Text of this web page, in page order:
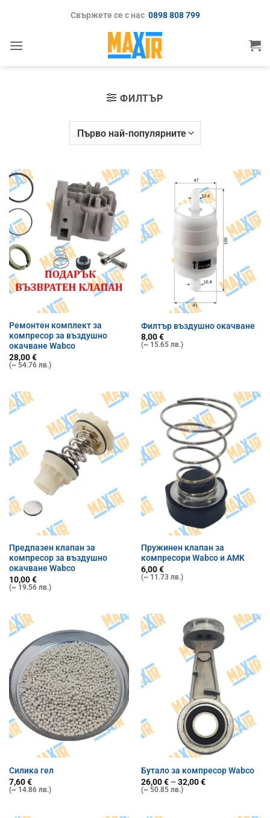
Свържете се с нас 0898 808 799
ФИЛТЪР
Ремонтен комплект за
компресор за въздушно
окачване Wabco
28,00€
(~ 54.76 лв.)
Филтър въздушно окачване
8,00€
(~ 15.65 лв.)
Предпазен клапан за
компресор за въздушно
окачване Wabco
10,00€
(~ 19.56 лв.)
Пружинен клапан за
компресори Wabco и AMK
6,00€
(~ 11.73 лв.)
Силика гел
7,60€
(~ 14.86 лв.)
Бутало за компресор Wabco
26,00€ – 32,00€Price
(~ 50.85 лв.)